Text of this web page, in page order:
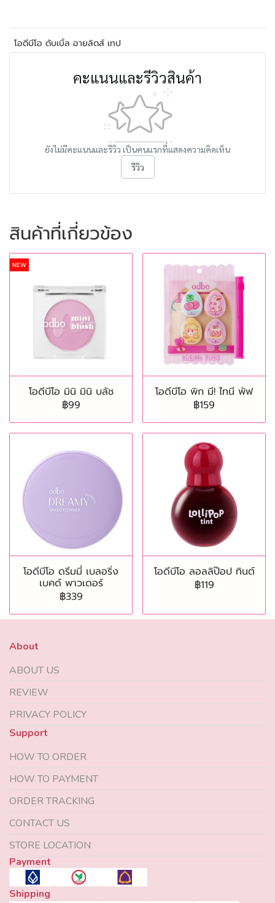
โอดีบีโอ ดับเบิ้ล อายลิดส์ เทป
คะแนนและรีวิวสินค้า
ยังไม่มีคะแนนและรีวิว เป็นคนแรกที่แสดงความคิดเห็น
รีวิว
สินค้าที่เกี่ยวข้อง
NEW
โอดีบีโอ มินิ มินิ บลัช
฿99
โอดีบีโอ พิก มี! ไทนี พัฟ
฿159
โอดีบีโอ ดรีมมี่ เบลอริ่ง
เบคด์ พาวเดอร์
฿339
โอดีบีโอ ลอลลิป๊อป ทินต์
฿119
About
ABOUT US
REVIEW
PRIVACY POLICY
Support
HOW TO ORDER
HOW TO PAYMENT
ORDER TRACKING
CONTACT US
STORE LOCATION
Payment
Shipping